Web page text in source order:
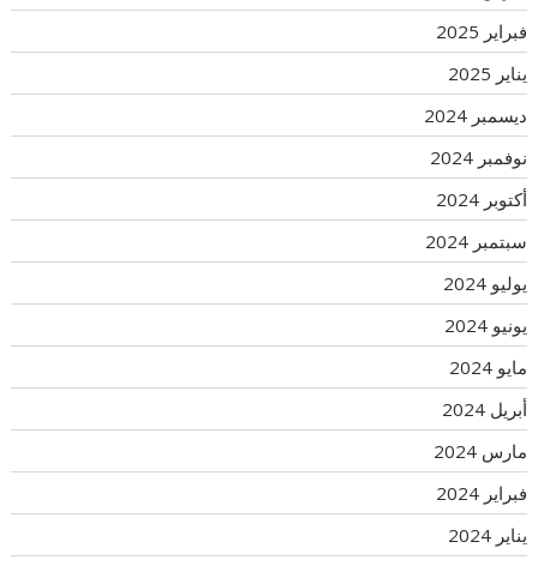
فبراير 2025
يناير 2025
ديسمبر 2024
نوفمبر 2024
أكتوبر 2024
سبتمبر 2024
يوليو 2024
يونيو 2024
مايو 2024
أبريل 2024
مارس 2024
فبراير 2024
يناير 2024